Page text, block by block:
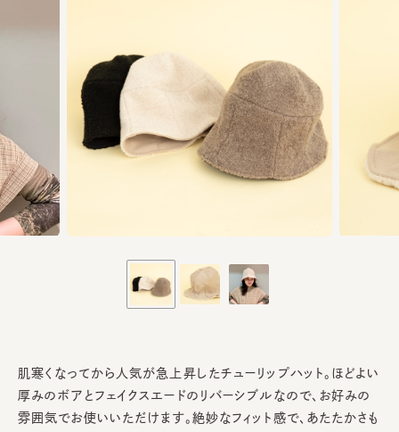
肌寒くなってから人気が急上昇したチューリップハット。ほどよい
厚みのボアとフェイクスエードのリバーシブルなので、お好みの
雰囲気でお使いいただけます。絶妙なフィット感で、あたたかさも